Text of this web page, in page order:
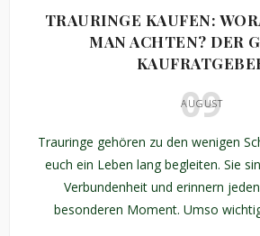
TRAURINGE KAUFEN:
MAN ACHTEN? DER
AUFRATGEBER
09
AUGUST
Trauringe gehören zu den wenigen
euch ein Leben lang begleiten. Sie
Verbundenheit und erinnern
besonderen Moment. Umso